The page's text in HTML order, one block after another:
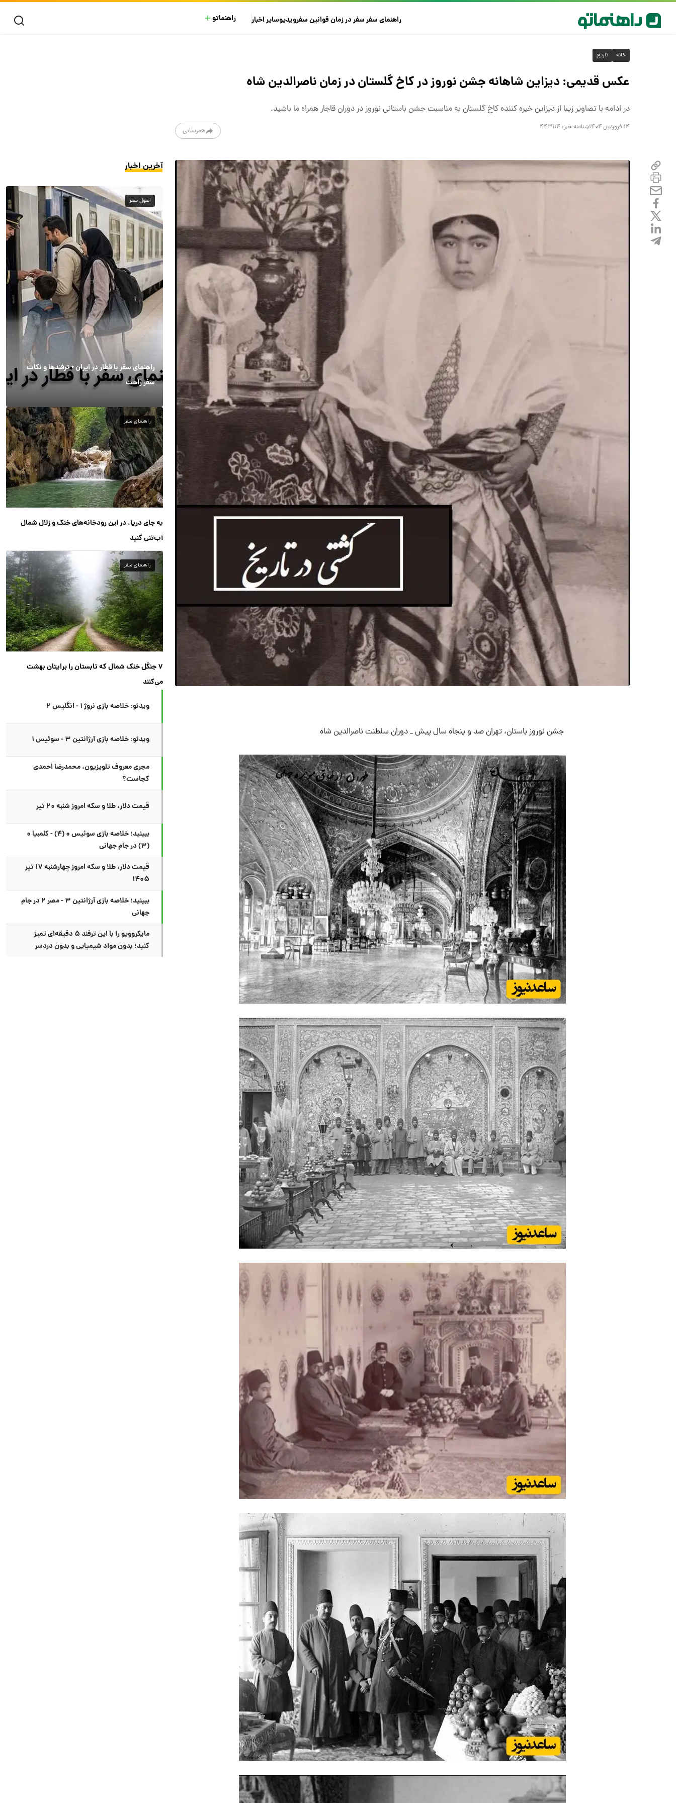
راهنمای سفرسفر در زمانقوانین سفرویدیوسایراخبار راهنماتو
خانه تاریخ
عکس قدیمی: دیزاین شاهانه جشن نوروز در کاخ گلستان در زمان ناصرالدین شاه
در ادامه با تصاویر زیبا از دیزاین خیره کننده کاخ گلستان به مناسبت جشن باستانی نوروز در دوران قاجار همراه ما باشید.
۱۴ فروردین ۱۴۰۴ شناسه خبر: ۴۴۳۱۱۴ همرسانی
جشن نوروز باستان، تهران صد و پنجاه سال پیش _ دوران سلطنت ناصرالدین شاه
آخرین اخبار
اصول سفر
راهنمای سفر با قطار در ایران + ترفندها و نکات
سفر راحت
راهنمای سفر
به جای دریا، در این رودخانه‌های خنک و زلال شمال
آب‌تنی کنید
راهنمای سفر
۷ جنگل خنک شمال که تابستان را برایتان بهشت
می‌کنند
ویدئو: خلاصه بازی نروژ ۱ - انگلیس ۲
ویدئو: خلاصه بازی آرژانتین ۳ - سوئیس ۱
مجری معروف تلویزیون، محمدرضا احمدی
کجاست؟
قیمت دلار، طلا و سکه امروز شنبه ۲۰ تیر
ببینید؛ خلاصه بازی سوئیس ۰ (۴) - کلمبیا ۰
(۳) در جام جهانی
قیمت دلار، طلا و سکه امروز چهارشنبه ۱۷ تیر
۱۴۰۵
ببینید؛ خلاصه بازی آرژانتین ۳ - مصر ۲ در جام
جهانی
مایکروویو را با این ترفند ۵ دقیقه‌ای تمیز
کنید؛ بدون مواد شیمیایی و بدون دردسر